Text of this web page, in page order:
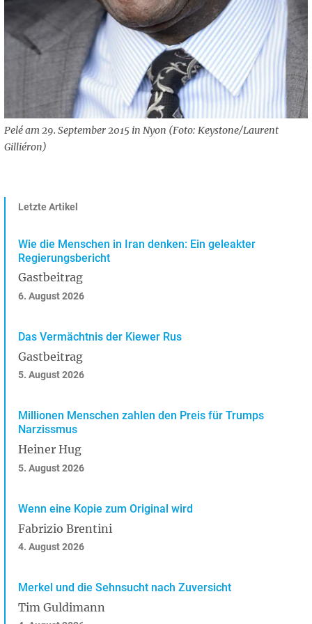
Pelé am 29. September 2015 in Nyon (Foto: Keystone/Laurent
Gilliéron)
Letzte Artikel
Wie die Menschen in Iran denken: Ein geleakter
Regierungsbericht
Gastbeitrag
6. August 2026
Das Vermächtnis der Kiewer Rus
Gastbeitrag
5. August 2026
Millionen Menschen zahlen den Preis für Trumps
Narzissmus
Heiner Hug
5. August 2026
Wenn eine Kopie zum Original wird
Fabrizio Brentini
4. August 2026
Merkel und die Sehnsucht nach Zuversicht
Tim Guldimann